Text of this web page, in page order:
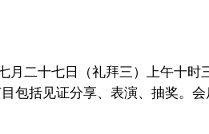
月二十七日（礼拜三）上午十
包括见证分享、表演、抽奖。